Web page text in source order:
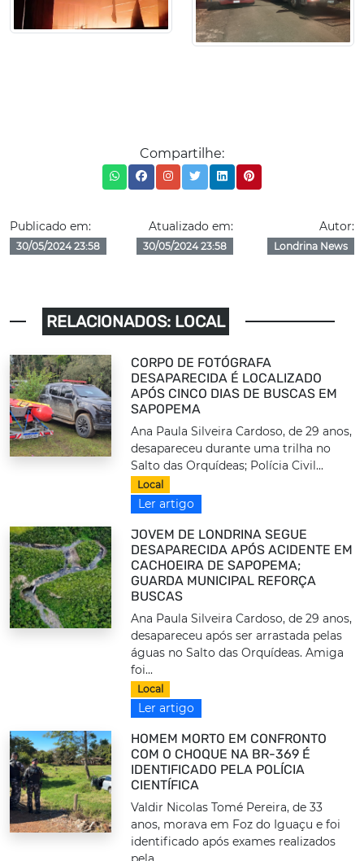
Compartilhe:
Publicado em:
30/05/2024 23:58
Atualizado em:
30/05/2024 23:58
Autor:
Londrina News
RELACIONADOS: LOCAL
CORPO DE FOTÓGRAFA
DESAPARECIDA É LOCALIZADO
APÓS CINCO DIAS DE BUSCAS EM
SAPOPEMA
Ana Paula Silveira Cardoso, de 29 anos,
desapareceu durante uma trilha no
Salto das Orquídeas; Polícia Civil...
Local
Ler artigo
JOVEM DE LONDRINA SEGUE
DESAPARECIDA APÓS ACIDENTE EM
CACHOEIRA DE SAPOPEMA;
GUARDA MUNICIPAL REFORÇA
BUSCAS
Ana Paula Silveira Cardoso, de 29 anos,
desapareceu após ser arrastada pelas
águas no Salto das Orquídeas. Amiga
foi...
Local
Ler artigo
HOMEM MORTO EM CONFRONTO
COM O CHOQUE NA BR-369 É
IDENTIFICADO PELA POLÍCIA
CIENTÍFICA
Valdir Nicolas Tomé Pereira, de 33
anos, morava em Foz do Iguaçu e foi
identificado após exames realizados